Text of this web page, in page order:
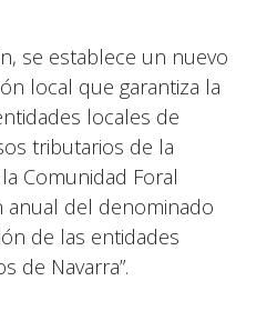
se establece un nuevo
local que garantiza la
locales de
tributarios de la
Comunidad Foral
anual del denominado
de las entidades
de Navarra”.